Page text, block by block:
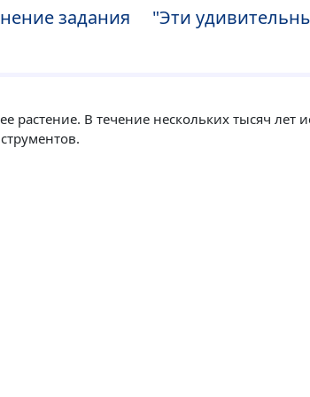
задания "Эти
В течение нескольких тысяч лет